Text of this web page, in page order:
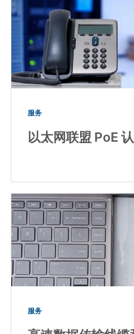
服务
以太网联盟 PoE
服务